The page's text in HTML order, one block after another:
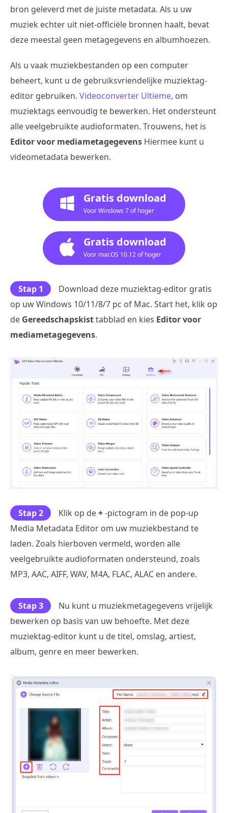
bron geleverd met de juiste metadata. Als u uw
muziek echter uit niet-officiële bronnen haalt, bevat
deze meestal geen metagegevens en albumhoezen.
Als u vaak muziekbestanden op een computer
beheert, kunt u de gebruiksvriendelijke muziektag-
editor gebruiken. Videoconverter Ultieme, om
muziektags eenvoudig te bewerken. Het ondersteunt
alle veelgebruikte audioformaten. Trouwens, het is
Editor voor mediametagegevens Hiermee kunt u
videometadata bewerken.
Gratis download
Voor Windows 7 of hoger
Gratis download
Voor macOS 10.12 of hoger
Stap 1
Download deze muziektag-editor gratis
op uw Windows 10/11/8/7 pc of Mac. Start het, klik op
de Gereedschapskisttabblad en kies Editor voor
mediametagegevens.
Stap 2 Klik op de+-pictogram in de pop-up
Media Metadata Editor om uw muziekbestand te
laden. Zoals hierboven vermeld, worden alle
veelgebruikte audioformaten ondersteund, zoals
MP3, AAC, AIFF, WAV, M4A, FLAC, ALAC en andere.
Stap 3
Nu kunt u muziekmetagegevens vrijelijk
bewerken op basis van uw behoefte. Met deze
muziektag-editor kunt u de titel, omslag, artiest,
album, genre en meer bewerken.